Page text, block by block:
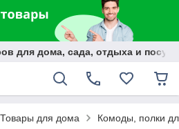
для дома, сада, отдыха и
Товары для дома Комоды, полки